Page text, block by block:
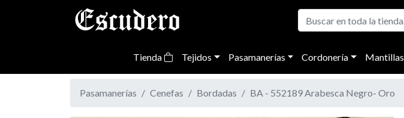
Tienda Tejidos Pasamanerías Cordonería Mantillas
Pasamanerías Cenefas Bordadas BA - 552189 Arabesca Negro- Oro